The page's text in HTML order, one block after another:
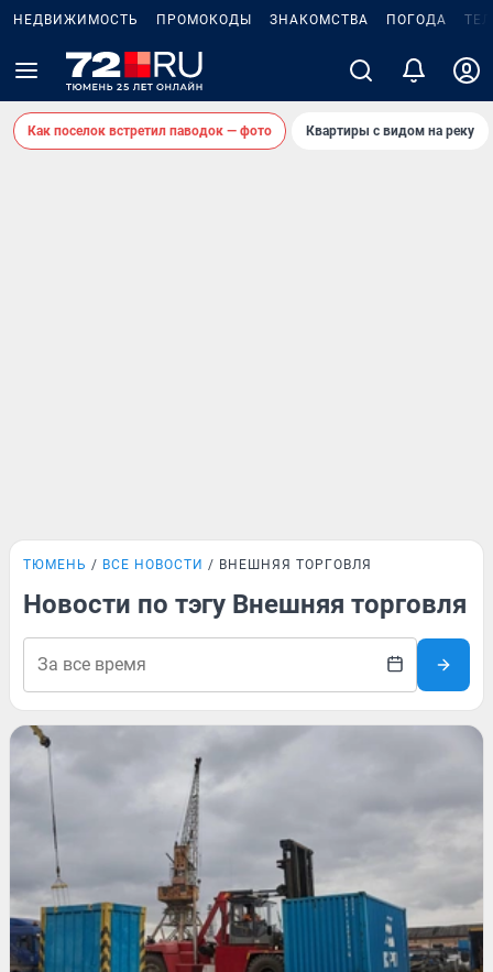
НЕДВИЖИМОСТЬ ПРОМОКОДЫ ЗНАКОМСТВА ПОГОДА
Как поселок встретил паводок — фото Квартиры с видом на реку
ТЮМЕНЬ ВСЕ НОВОСТИ ВНЕШНЯЯ ТОРГОВЛЯ
Новости по тэгу Внешняя торговля